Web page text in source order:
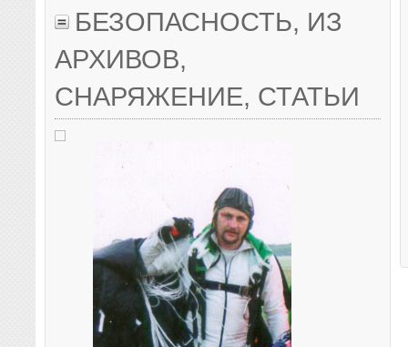
БЕЗОПАСНОСТЬ, ИЗ
АРХИВОВ,
СНАРЯЖЕНИЕ, СТАТЬИ